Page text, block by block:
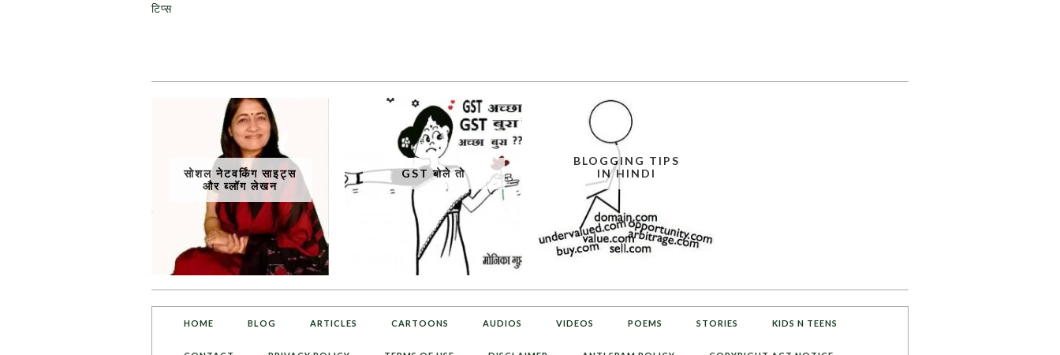
टिप्स
BLOGGING TIPS
IN HINDI
GST बोले तो
सोशल नेटवर्किंग साइट्स
और ब्लॉग लेखन
HOME BLOG ARTICLES CARTOONS AUDIOS VIDEOS POEMS STORIES KIDS N TEENS